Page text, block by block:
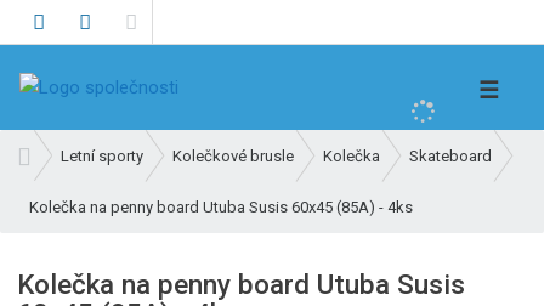
h
e
t
☰
v
o
í
Letní sporty Kolečkové brusle Kolečka Skateboard
Kolečka na penny board Utuba Susis 60x45 (85A) - 4ks
Kolečka na penny board Utuba Susis